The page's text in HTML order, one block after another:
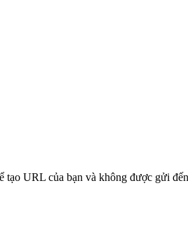
URL của bạn và không được gửi